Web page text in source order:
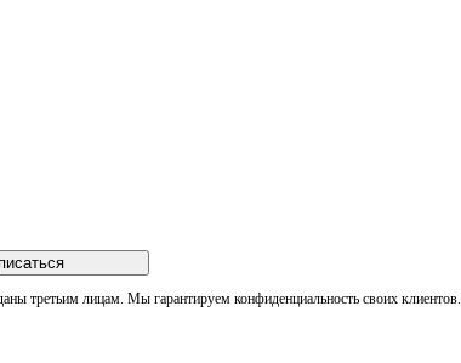
третьим лицам. Мы гарантируем конфиденциальность своих клиентов.